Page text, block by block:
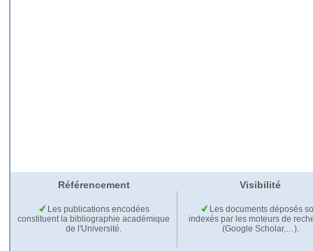
Référencement Visibilité
Les publications encodées
constituent la bibliographie académique
de l'Université.
Les documents déposés
indexés par les moteurs de
(Google Scholar,…).